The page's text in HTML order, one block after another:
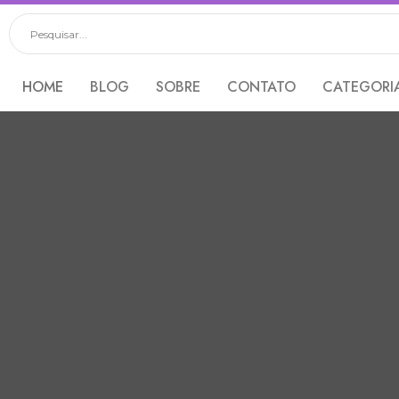
HOME BLOG SOBRE CONTATO